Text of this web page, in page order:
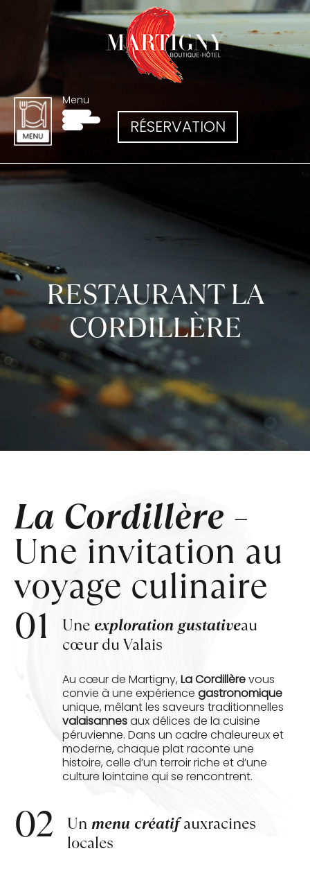
RÉSERVATION
Menu
RESTAURANT LA
CORDILLÈRE
La Cordillère –
Une invitation au
voyage culinaire
01 Une exploration gustativeau
cœur du Valais
Au cœur de Martigny,La Cordillèrevous
convie à une expérience gastronomique
unique, mêlant les saveurs traditionnelles
valaisannesaux délices de la cuisine
péruvienne. Dans un cadre chaleureux et
moderne, chaque plat raconte une
histoire, celle d’un terroir riche et d’une
culture lointaine qui se rencontrent.
02 Un menu créatifauxracines
locales